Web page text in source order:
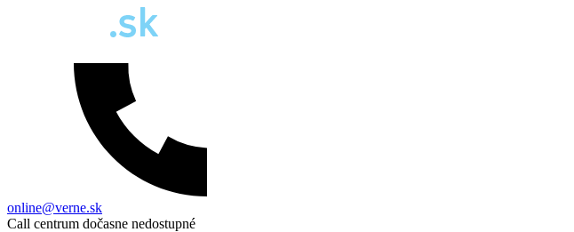
online@verne.sk
Call centrum dočasne nedostupné